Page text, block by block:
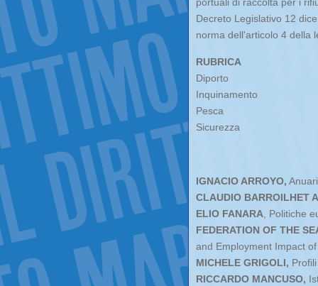
Decreto Legislativo 12
norma dell'articolo 4 della
RUBRICA
Diporto
Inquinamento
Pesca
Sicurezza
IGNACIO ARROYO,
CLAUDIO BARROILHET
ELIO FANARA , Politiche
FEDERATION OF THE
and Employment Impact
MICHELE GRIGOLI,
RICCARDO MANCUSO,